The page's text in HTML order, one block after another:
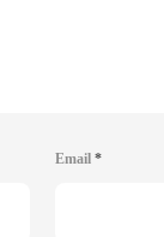
Email *